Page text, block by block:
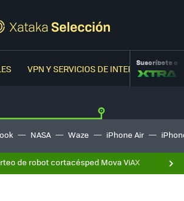
VPN Y SERVICIOS DE INTERNETSuscríbete a
NASA Waze iPhone Air
de robot cortacésped Mova ViAX